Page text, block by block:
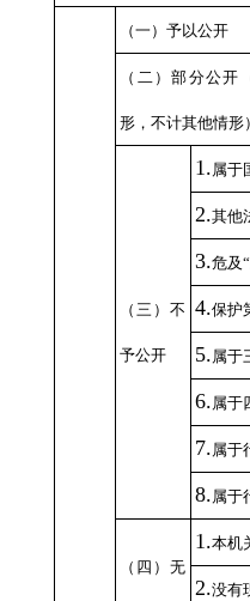
（一）予以公开
（二）部分公
形，不计其他情形）
（三）不
予公开
1.属于
2.其他
3.危及
4.保护
5.属于
6.属于
7.属于
8.属于
（四）无
1.本机
2.没有